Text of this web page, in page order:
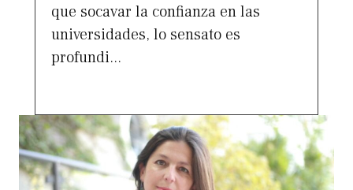
que socavar la confianza en las
universidades, lo sensato es
profundi...